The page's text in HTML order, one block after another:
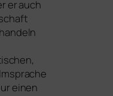
er auch
einen